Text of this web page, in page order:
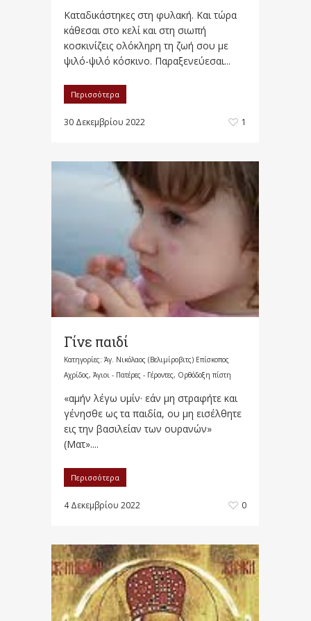
Καταδικάστηκες στη φυλακή. Και τώρα
κάθεσαι στο κελί και στη σιωπή
κοσκινίζεις ολόκληρη τη ζωή σου με
ψιλό-ψιλό κόσκινο. Παραξενεύεσαι...
Περισσότερα
30 Δεκεμβρίου 2022 1
Γίνε παιδί
Κατηγορίες: Άγ. Νικόλαος (Βελιμίροβιτς) Επίσκοπος
Αχρίδος, Άγιοι - Πατέρες - Γέροντες, Ορθόδοξη πίστη
«αμήν λέγω υμίν· εάν μη στραφήτε και
γένησθε ως τα παιδία, ου μη εισέλθητε
εις την βασιλείαν των ουρανών»
(Ματ»....
Περισσότερα
4 Δεκεμβρίου 2022 0